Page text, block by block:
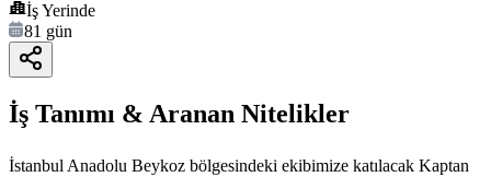
İş Yerinde
81 gün
İş Tanımı & Aranan Nitelikler
İstanbul Anadolu Beykoz bölgesindeki ekibimize katılacak Kaptan